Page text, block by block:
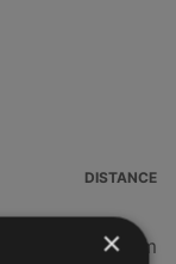
DISTANCE
45,47 km
×